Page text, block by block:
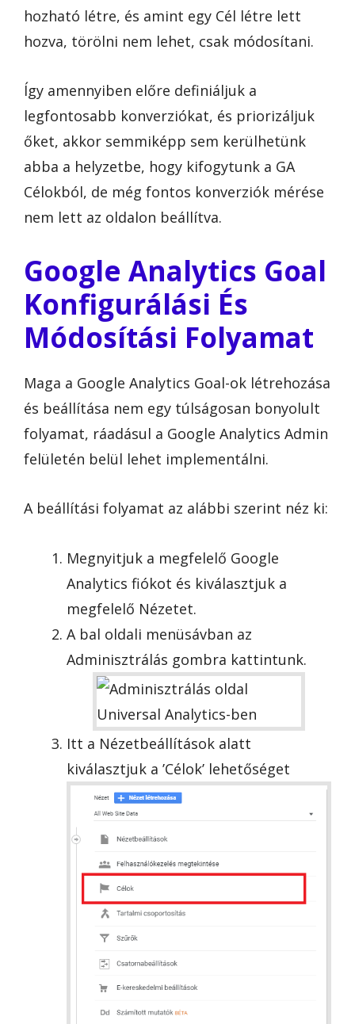
hozható létre, és amint egy Cél létre lett
hozva, törölni nem lehet, csak módosítani.
Így amennyiben előre definiáljuk a
legfontosabb konverziókat, és priorizáljuk
őket, akkor semmiképp sem kerülhetünk
abba a helyzetbe, hogy kifogytunk a GA
Célokból, de még fontos konverziók mérése
nem lett az oldalon beállítva.
Google Analytics Goal
Konfigurálási És
Módosítási Folyamat
Maga a Google Analytics Goal-ok létrehozása
és beállítása nem egy túlságosan bonyolult
folyamat, ráadásul a Google Analytics Admin
felületén belül lehet implementálni.
A beállítási folyamat az alábbi szerint néz ki:
Megnyitjuk a megfelelő Google
Analytics fiókot és kiválasztjuk a
megfelelő Nézetet.
A bal oldali menüsávban az
Adminisztrálás gombra kattintunk.
Itt a Nézetbeállítások alatt
kiválasztjuk a ’Célok’ lehetőséget